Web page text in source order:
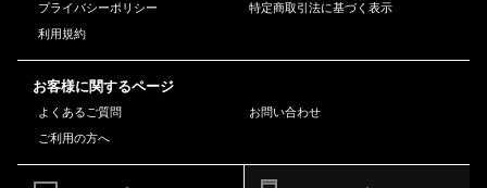
プライバシーポリシー
特定商取引法に基づく表示
利用規約
お客様に関するページ
よくあるご質問
お問い合わせ
ご利用の方へ